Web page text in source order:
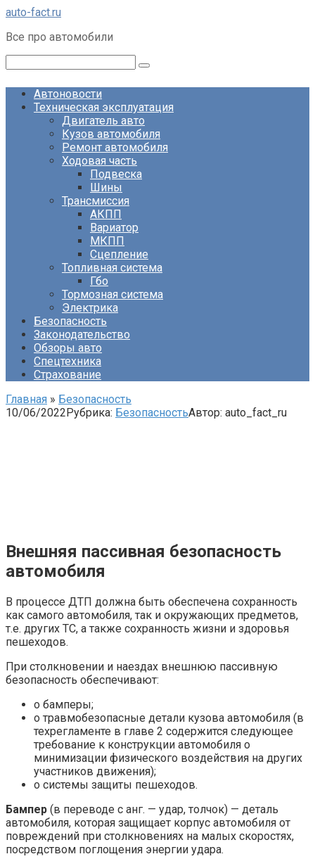
Перейти
контенту
auto-fact.ru
Все про автомобили
Автоновости
Техническая эксплуатация
Двигатель авто
Кузов автомобиля
Ремонт автомобиля
Ходовая часть
Подвеска
Шины
Трансмиссия
АКПП
Вариатор
МКПП
Сцепление
Топливная система
Гбо
Тормозная система
Электрика
Безопасность
Законодательство
Обзоры авто
Спецтехника
Страхование
Главная » Безопасность
10/06/2022Рубрика: БезопасностьАвтор: auto_fact_ru
Внешняя пассивная безопасность
автомобиля
В процессе ДТП должна быть обеспечена сохранность
как самого автомобиля, так и окружающих предметов,
т.е. других ТС, а также сохранность жизни и здоровья
пешеходов.
При столкновении и наездах внешнюю пассивную
безопасность обеспечивают:
o бамперы;
o травмобезопасные детали кузова автомобиля (в
техрегламенте в главе 2 содержится следующее
требование к конструкции автомобиля о
минимизации физического воздействия на других
участников движения);
o системы защиты пешеходов.
Бампер (в переводе с анг. — удар, толчок) — деталь
автомобиля, которая защищает корпус автомобиля от
повреждений при столкновениях на малых скоростях,
посредством поглощения энергии удара.